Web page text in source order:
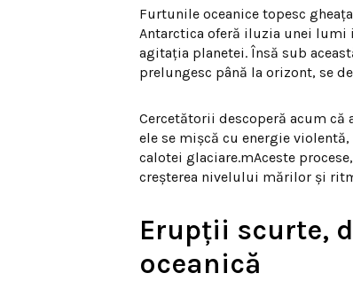
Furtunile oceanice topesc
Antarctica oferă iluzia unei lumi
agitația planetei. Însă sub
prelungesc până la orizont, se
Cercetătorii descoperă acum
ele se mișcă cu energie
calotei glaciare.mAceste
creșterea nivelului mărilor și
Erupții scurte,
oceanică